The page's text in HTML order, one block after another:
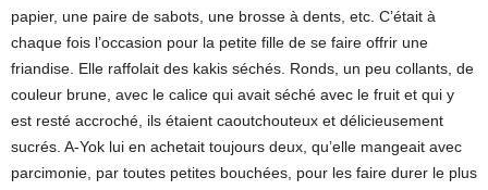
papier, une paire de sabots, une brosse à dents, etc. C’était à
chaque fois l’occasion pour la petite fille de se faire offrir une
friandise. Elle raffolait des kakis séchés. Ronds, un peu collants, de
couleur brune, avec le calice qui avait séché avec le fruit et qui y
est resté accroché, ils étaient caoutchouteux et délicieusement
sucrés. A-Yok lui en achetait toujours deux, qu’elle mangeait avec
parcimonie, par toutes petites bouchées, pour les faire durer le plus